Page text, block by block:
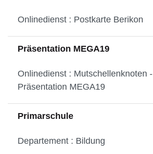
Onlinedienst : Postkarte Berikon
Präsentation MEGA19
Onlinedienst : Mutschellenknoten -
Präsentation MEGA19
Primarschule
Departement : Bildung